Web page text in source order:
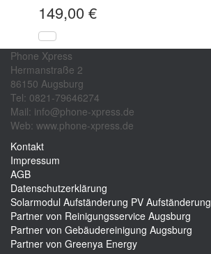
149,00 €
Phone Xpress
Hermanstraße 2
86150 Augsburg
Tel: 0821-79646274
Mail: info@phone-xpress.de
Web: www.phone-xpress.de
Kontakt
Impressum
AGB
Datenschutzerklärung
Solarmodul Aufständerung PV Aufständerung
Partner von Reinigungsservice Augsburg
Partner von Gebäudereinigung Augsburg
Partner von Greenya Energy